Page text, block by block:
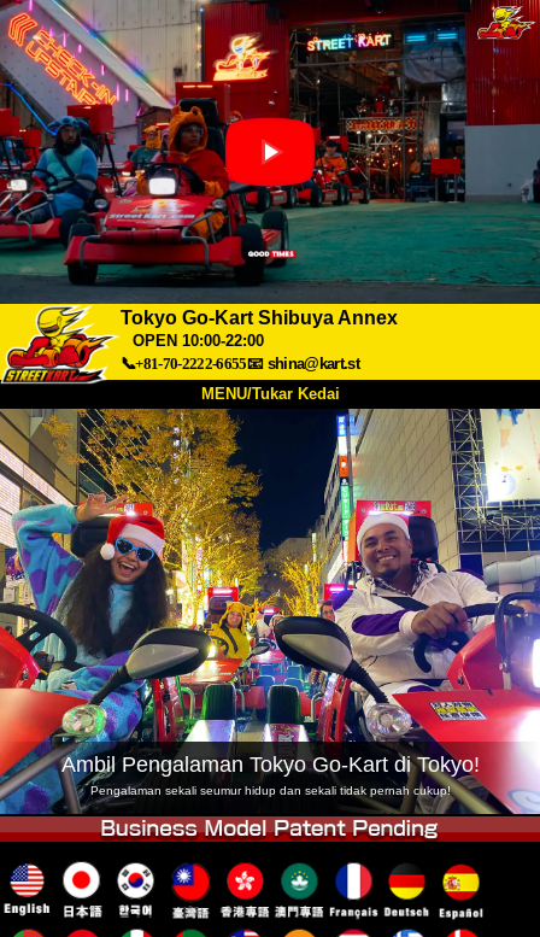
Tokyo Go-Kart Shibuya Annex
OPEN 10:00-22:00
📞+81-70-2222-6655📧 shina@kart.st
MENU/Tukar Kedai
Tentang Spesifikasi Harga
Akses Suara Soalan Lazim
Syarikat Tempahan
Tukar Kedai
Tokyo Shinagawa Tokyo Akihabara#1
Tokyo Akihabara#2 Tokyo Shibuya
Tokyo Shibuya Annex Tokyo Bay
Tokyo Asakusa Osaka
Okinawa
Ambil Pengalaman Tokyo Go-Kart di Tokyo!
Pengalaman sekali seumur hidup dan sekali tidak pernah cukup!